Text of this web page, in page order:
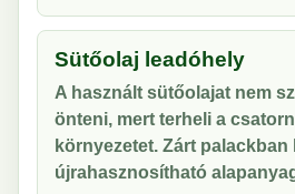
Sütőolaj leadóhely
A használt sütőolajat nem
önteni, mert terheli a
környezetet. Zárt palackban
újrahasznosítható